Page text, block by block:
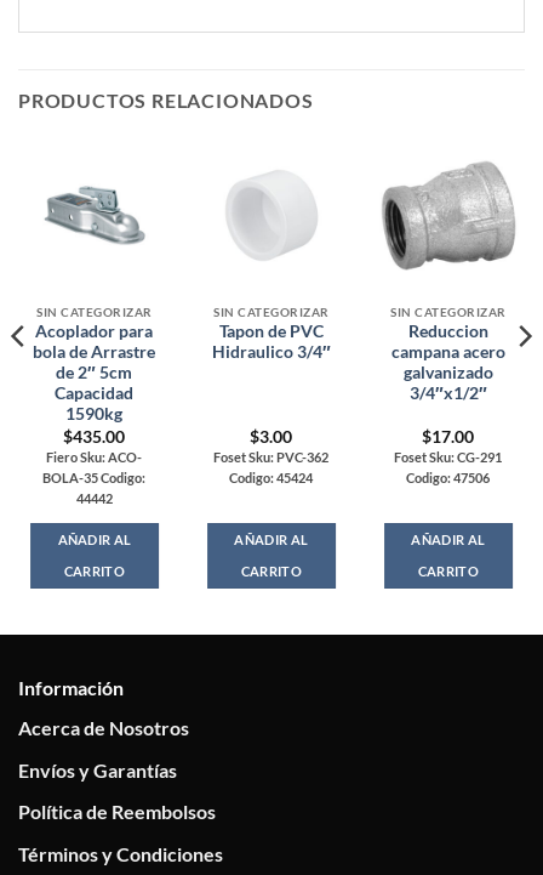
PRODUCTOS RELACIONADOS
SIN CATEGORIZAR
Acoplador para
bola de Arrastre
de 2″ 5cm
Capacidad
1590kg
$435.00
Fiero Sku: ACO-
BOLA-35 Codigo:
44442
AÑADIR AL
CARRITO
SIN CATEGORIZAR
Tapon de PVC
Hidraulico 3/4″
$3.00
Foset Sku: PVC-362
Codigo: 45424
AÑADIR AL
CARRITO
SIN CATEGORIZAR
Reduccion
campana acero
galvanizado
3/4″x1/2″
$17.00
Foset Sku: CG-291
Codigo: 47506
AÑADIR AL
CARRITO
Información
Acerca de Nosotros
Envíos y Garantías
Política de Reembolsos
Términos y Condiciones